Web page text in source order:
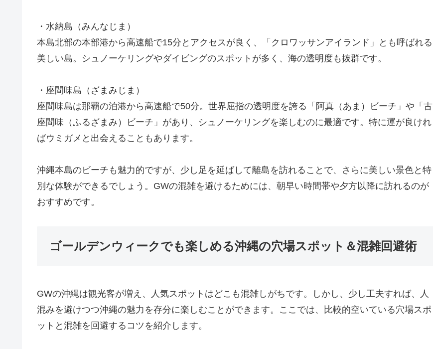
・水納島（みんなじま）
本島北部の本部港から高速船で15分とアクセスが良く、「クロワッサンアイランド」とも呼ばれる
美しい島。シュノーケリングやダイビングのスポットが多く、海の透明度も抜群です。
・座間味島（ざまみじま）
座間味島は那覇の泊港から高速船で50分。世界屈指の透明度を誇る「阿真（あま）ビーチ」や「古
座間味（ふるざまみ）ビーチ」があり、シュノーケリングを楽しむのに最適です。特に運が良けれ
ばウミガメと出会えることもあります。
沖縄本島のビーチも魅力的ですが、少し足を延ばして離島を訪れることで、さらに美しい景色と特
別な体験ができるでしょう。GWの混雑を避けるためには、朝早い時間帯や夕方以降に訪れるのが
おすすめです。
ゴールデンウィークでも楽しめる沖縄の穴場スポット＆混雑回避術
GWの沖縄は観光客が増え、人気スポットはどこも混雑しがちです。しかし、少し工夫すれば、人
混みを避けつつ沖縄の魅力を存分に楽しむことができます。ここでは、比較的空いている穴場スポ
ットと混雑を回避するコツを紹介します。